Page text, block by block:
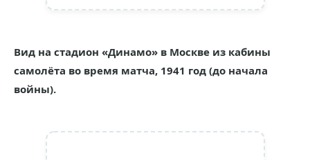
Вид на стадион «Динамо» в Москве из кабины
самолёта во время матча, 1941 год (до начала
войны).